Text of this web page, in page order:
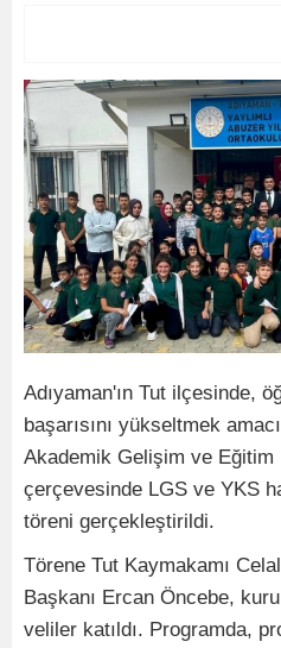
Adıyaman'ın Tut ilçesinde,
başarısını yükseltmek
Akademik Gelişim ve Eğitim
çerçevesinde LGS ve YKS
töreni gerçekleştirildi.
Törene Tut Kaymakamı
Başkanı Ercan Öncebe,
veliler katıldı. Programda,